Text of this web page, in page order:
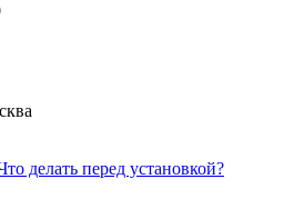
делать перед установкой?